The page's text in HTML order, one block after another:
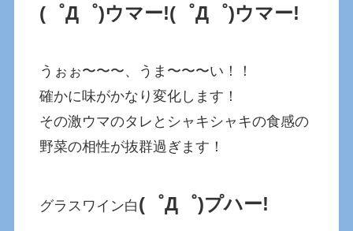
(゜Д゜)ウマー!(゜Д゜)ウマー!
うぉぉ〜〜〜、うま〜〜〜い！！
確かに味がかなり変化します！
その激ウマのタレとシャキシャキの食感の
野菜の相性が抜群過ぎます！
グラスワイン白 (゜Д゜)プハー!